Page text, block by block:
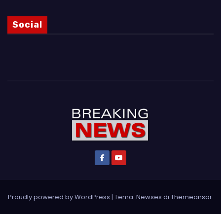
Social
Proudly powered by WordPress | Tema: Newses di Themeansar.